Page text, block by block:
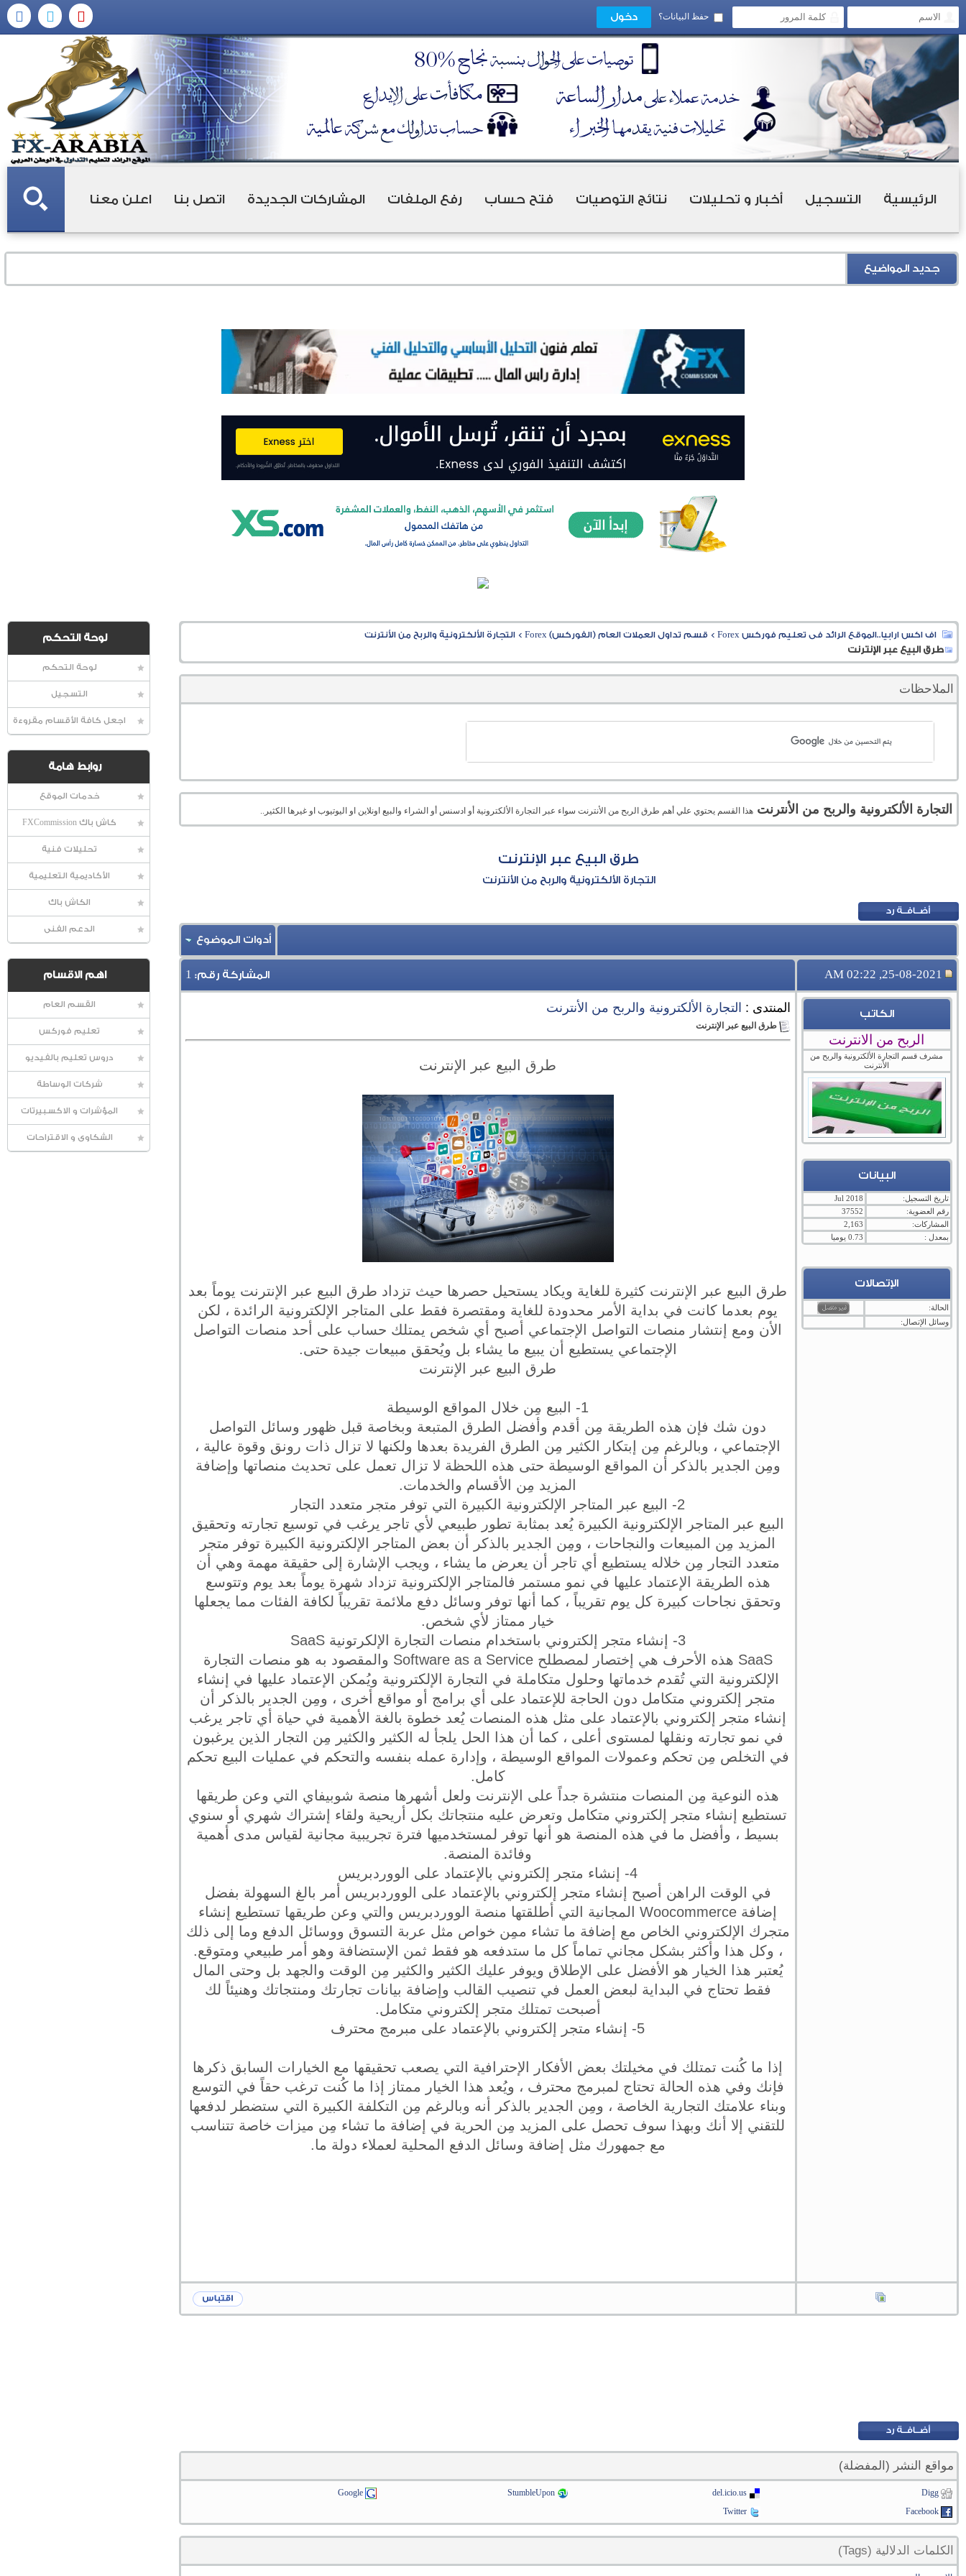
حفظ البيانات؟
الرئيسية التسجيل أخبار و تحليلات نتائج التوصيات فتح حساب رفع الملفات المشاركات الجديدة اتصل بنا اعلن معنا
جديد المواضيع
لوحة التحكم
لوحة التحكم
التسجيل
اجعل كافة الأقسام مقروءة
روابط هامة
خدمات الموقع
كاش باك FXCommission
تحليلات فنية
الأكاديمية التعليمية
الكاش باك
الدعم الفنى
اهم الاقسام
القسم العام
تعليم فوركس
دروس تعليم بالفيديو
شركات الوساطة
المؤشرات و الاكسبيرتات
الشكاوى و الاقتراحات
اف اكس ارابيا..الموقع الرائد فى تعليم فوركس Forex > قسم تداول العملات العام (الفوركس) Forex >التجارة الألكترونية والربح من الأنترنت
طرق البيع عبر الإنترنت
الملاحظات
التجارة الألكترونية والربح من الأنترنت هذا القسم يحتوي علي أهم طرق الربح من الأنترنت سواء عبر التجارة الألكترونية أو ادسنس أو الشراء والبيع اونلاين او اليوتيوب او غيرها الكثير..
طرق البيع عبر الإنترنت
التجارة الألكترونية والربح من الأنترنت
أدوات الموضوع
25-08-2021, 02:22 AM المشاركة رقم: 1
الكاتب
الربح من الانترنت
مشرف قسم التجارة الألكترونية والربح من
الأنترنت
البيانات
تاريخ التسجيل:
Jul 2018
رقم العضوية:
37552
المشاركات:
2,163
بمعدل :
0.73 يوميا
الإتصالات
الحالة:
وسائل الإتصال:
المنتدى : التجارة الألكترونية والربح من الأنترنت
طرق البيع عبر الإنترنت
طرق البيع عبر الإنترنت
طرق البيع عبر الإنترنت كثيرة للغاية ويكاد يستحيل حصرها حيث تزداد طرق البيع عبر الإنترنت يوماً بعد
يوم بعدما كانت في بداية الأمر محدودة للغاية ومقتصرة فقط على المتاجر الإلكترونية الرائدة ، لكن
الأن ومع إنتشار منصات التواصل الإجتماعي أصبح أي شخص يمتلك حساب على أحد منصات التواصل
الإجتماعي يستطيع أن يبيع ما يشاء بل ويُحقق مبيعات جيدة حتى.
طرق البيع عبر الإنترنت
1- البيع مِن خلال المواقع الوسيطة
دون شك فإن هذه الطريقة مِن أقدم وأفضل الطرق المتبعة وبخاصة قبل ظهور وسائل التواصل
الإجتماعي ، وبالرغم مِن إبتكار الكثير مِن الطرق الفريدة بعدها ولكنها لا تزال ذات رونق وقوة عالية ،
ومِن الجدير بالذكر أن المواقع الوسيطة حتى هذه اللحظة لا تزال تعمل على تحديث منصاتها وإضافة
المزيد مِن الأقسام والخدمات.
2- البيع عبر المتاجر الإلكترونية الكبيرة التي توفر متجر متعدد التجار
البيع عبر المتاجر الإلكترونية الكبيرة يُعد بمثابة تطور طبيعي لأي تاجر يرغب في توسيع تجارته وتحقيق
المزيد مِن المبيعات والنجاحات ، ومِن الجدير بالذكر أن بعض المتاجر الإلكترونية الكبيرة توفر متجر
متعدد التجار مِن خلاله يستطيع أي تاجر أن يعرض ما يشاء ، ويجب الإشارة إلى حقيقة مهمة وهي أن
هذه الطريقة الإعتماد عليها في نمو مستمر فالمتاجر الإلكترونية تزداد شهرة يوماً بعد يوم وتتوسع
وتحقق نجاحات كبيرة كل يوم تقريباً ، كما أنها توفر وسائل دفع ملائمة تقريباً لكافة الفئات مما يجعلها
خيار ممتاز لأي شخص.
3- إنشاء متجر إلكتروني باستخدام منصات التجارة الإلكرتونية SaaS
SaaS هذه الأحرف هي إختصار لمصطلح Software as a Service والمقصود به هو منصات التجارة
الإلكترونية التي تُقدم خدماتها وحلول متكاملة في التجارة الإلكترونية ويُمكن الإعتماد عليها في إنشاء
متجر إلكتروني متكامل دون الحاجة للإعتماد على أي برامج أو مواقع أخرى ، ومِن الجدير بالذكر أن
إنشاء متجر إلكتروني بالإعتماد على مثل هذه المنصات يُعد خطوة بالغة الأهمية في حياة أي تاجر يرغب
في نمو تجارته ونقلها لمستوى أعلى ، كما أن هذا الحل يلجأ له الكثير والكثير مِن التجار الذين يرغبون
في التخلص مِن تحكم وعمولات المواقع الوسيطة ، وإدارة عمله بنفسه والتحكم في عمليات البيع تحكم
كامل.
هذه النوعية مِن المنصات منتشرة جداً على الإنترنت ولعل أشهرها منصة شوبيفاي التي وعن طريقها
تستطيع إنشاء متجر إلكتروني متكامل وتعرض عليه منتجاتك بكل أريحية ولقاء إشتراك شهري أو سنوي
بسيط ، وأفضل ما في هذه المنصة هو أنها توفر لمستخدميها فترة تجريبية مجانية لقياس مدى أهمية
وفائدة المنصة.
4- إنشاء متجر إلكتروني بالإعتماد على الووردبريس
في الوقت الراهن أصبح إنشاء متجر إلكتروني بالإعتماد على الووردبريس أمر بالغ السهولة بفضل
إضافة Woocommerce المجانية التي أطلقتها منصة الووردبريس والتي وعن طريقها تستطيع إنشاء
متجرك الإلكتروني الخاص مع إضافة ما تشاء ممِن خواص مثل عربة التسوق ووسائل الدفع وما إلى ذلك
، وكل هذا وأكثر بشكل مجاني تماماً كل ما ستدفعه هو فقط ثمن الإستضافة وهو أمر طبيعي ومتوقع.
يُعتبر هذا الخيار هو الأفضل على الإطلاق ويوفر عليك الكثير والكثير مِن الوقت والجهد بل وحتى المال
فقط تحتاج في البداية لبعض العمل في تنصيب القالب وإضافة بيانات تجارتك ومنتجاتك وهنيئاً لك
أصبحت تمتلك متجر إلكتروني متكامل.
5- إنشاء متجر إلكتروني بالإعتماد على مبرمج محترف
إذا ما كُنت تمتلك في مخيلتك بعض الأفكار الإحترافية التي يصعب تحقيقها مع الخيارات السابق ذكرها
فإنك وفي هذه الحالة تحتاج لمبرمج محترف ، ويُعد هذا الخيار ممتاز إذا ما كُنت ترغب حقاً في التوسع
وبناء علامتك التجارية الخاصة ، ومِن الجدير بالذكر أنه وبالرغم مِن التكلفة الكبيرة التي ستضطر لدفعها
للتقني إلا أنك وبهذا سوف تحصل على المزيد مِن الحرية في إضافة ما تشاء مِن ميزات خاصة تتناسب
مع جمهورك مثل إضافة وسائل الدفع المحلية لعملاء دولة ما.
مواقع النشر (المفضلة)
Digg
del.icio.us
StumbleUpon
Google
Facebook
Twitter
الكلمات الدلالية (Tags)